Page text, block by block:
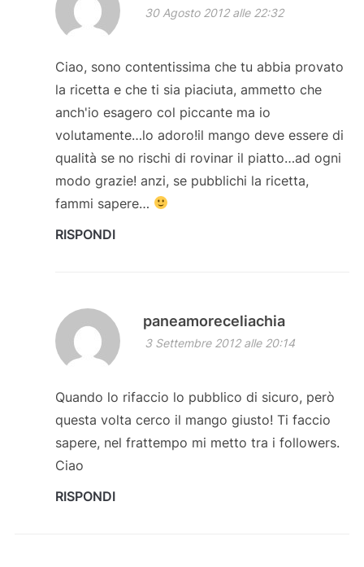
30 Agosto 2012 alle 22:32
Ciao, sono contentissima che tu abbia provato
la ricetta e che ti sia piaciuta, ammetto che
anch'io esagero col piccante ma io
volutamente…lo adoro!il mango deve essere di
qualità se no rischi di rovinar il piatto…ad ogni
modo grazie! anzi, se pubblichi la ricetta,
fammi sapere…
RISPONDI
paneamoreceliachia
3 Settembre 2012 alle 20:14
Quando lo rifaccio lo pubblico di sicuro, però
questa volta cerco il mango giusto! Ti faccio
sapere, nel frattempo mi metto tra i followers.
Ciao
RISPONDI